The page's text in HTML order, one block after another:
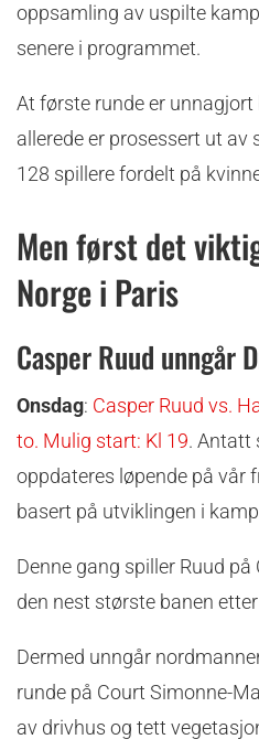
oppsamling av uspilte
senere i programmet.
At første runde er
allerede er prosessert ut
128 spillere fordelt på
Men først det
Norge i Paris
Casper Ruud unngår
Onsdag: Casper Ruud vs.
to. Mulig start: Kl 19. Antatt
oppdateres løpende på vår
basert på utviklingen i
Denne gang spiller Ruud
den nest største banen
Dermed unngår
runde på Court Simonne-
av drivhus og tett